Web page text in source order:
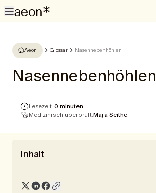
Aeon Glossar Nasennebenhöhlen
Nasennebenhöhlen
Lesezeit:0 minuten
Medizinisch überprüft:Maja Seithe
Inhalt